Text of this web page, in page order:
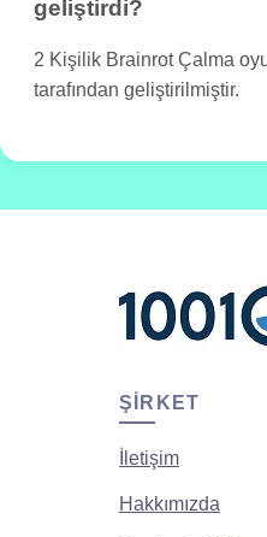
geliştirdi?
2 Kişilik Brainrot Çalma
tarafından geliştirilmiştir.
ŞIRKET
İletişim
Hakkımızda